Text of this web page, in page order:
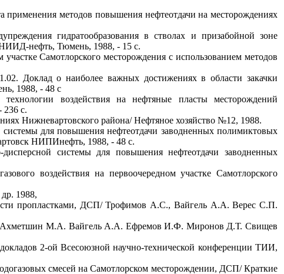
методов повышения нефтеотдачи на месторождениях
гидратообразования в стволах и призабойной зоне
нефть, Тюмень, 1988, - 15 с.
Самотлорского месторождения с использованием методов
о наиболее важных достижениях в области закачки
1988, - 48 с
воздействия на нефтяные пласты месторождений
с.
Нижневартовского района/ Нефтяное хозяйство №12, 1988.
для повышения нефтеотдачи заводненных полимиктовых
НИПИнефть, 1988, - 48 с.
системы для повышения нефтеотдачи заводненных
воздействия на первоочередном участке Самотлорского
1988,
пропластками, ДСП/ Трофимов А.С., Вайгель А.А. Верес С.П.
Ахметшин М.А. Вайгель А.А. Ефремов И.Ф. Миронов Д.Т. Свищев
2-ой Всесоюзной научно-технической конференции ТИИ,
смесей на Самотлорском месторождении, ДСП/ Краткие